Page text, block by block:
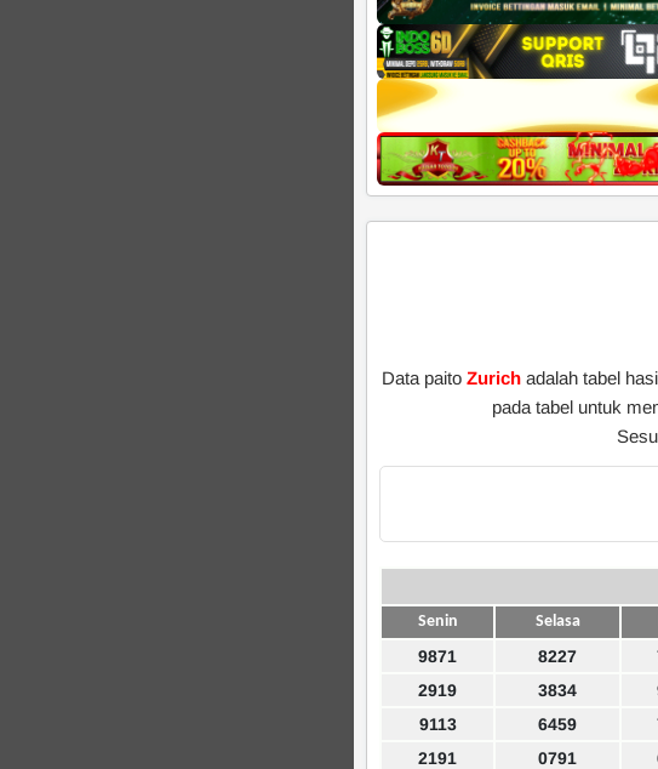
Data paito Zurich adalah tabel
pada tabel untuk
Senin Selasa
9871 8227
2919
3834
9113
6459
2191
0791